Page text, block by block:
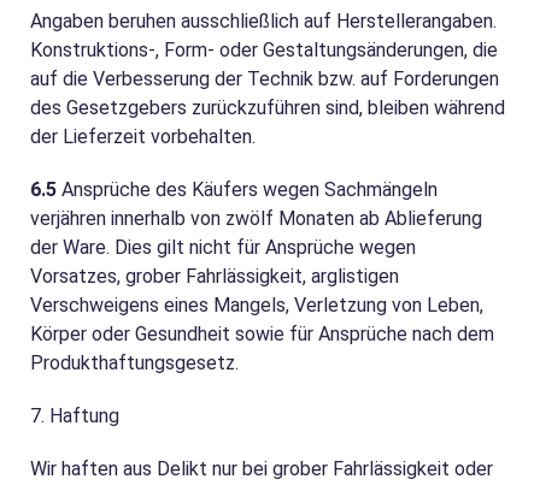
Angaben beruhen ausschließlich auf Herstellerangaben.
Konstruktions-, Form- oder Gestaltungsänderungen, die
auf die Verbesserung der Technik bzw. auf Forderungen
des Gesetzgebers zurückzuführen sind, bleiben während
der Lieferzeit vorbehalten.
6.5 Ansprüche des Käufers wegen Sachmängeln
verjähren innerhalb von zwölf Monaten ab Ablieferung
der Ware. Dies gilt nicht für Ansprüche wegen
Vorsatzes, grober Fahrlässigkeit, arglistigen
Verschweigens eines Mangels, Verletzung von Leben,
Körper oder Gesundheit sowie für Ansprüche nach dem
Produkthaftungsgesetz.
7. Haftung
Wir haften aus Delikt nur bei grober Fahrlässigkeit oder